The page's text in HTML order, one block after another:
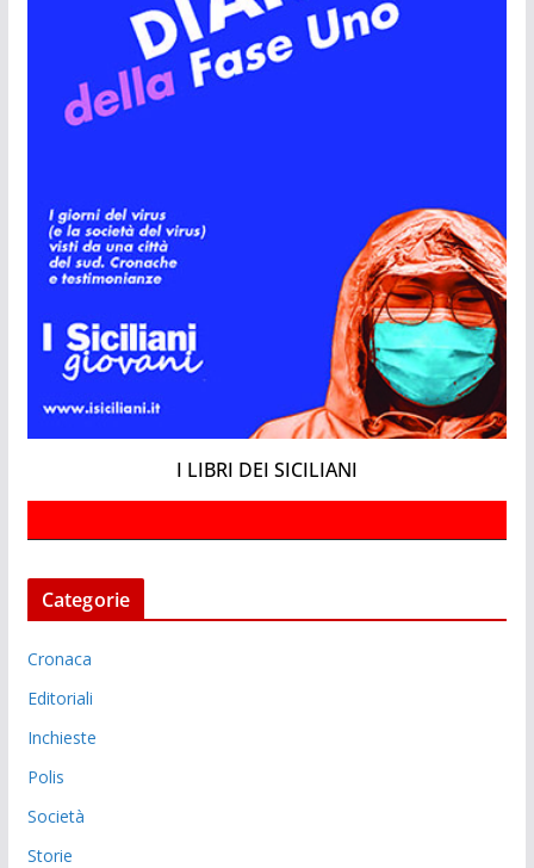
I LIBRI DEI SICILIANI
Categorie
Cronaca
Editoriali
Inchieste
Polis
Società
Storie